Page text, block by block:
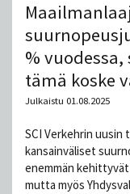
%
tämä koske
Julkaistu 01.08.2025
SCI Verkehrin uusin
kansainväliset
enemmän
mutta myös